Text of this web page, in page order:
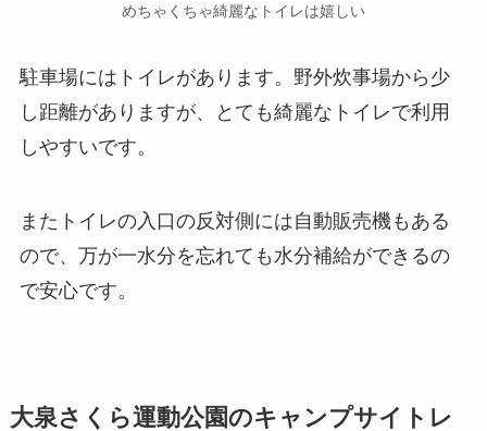
めちゃくちゃ綺麗なトイレは嬉しい
駐車場にはトイレがあります。野外炊事場から少
し距離がありますが、とても綺麗なトイレで利用
しやすいです。
またトイレの入口の反対側には自動販売機もある
ので、万が一水分を忘れても水分補給ができるの
で安心です。
大泉さくら運動公園のキャンプサイトレ